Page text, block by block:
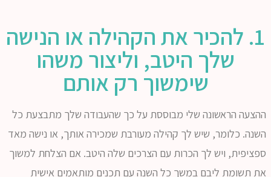
1. להכיר את הקהילה או הנישה
שלך היטב, וליצור משהו
שימשוך רק אותם
ההצעה הראשונה שלי מבוססת על כך שהעבודה שלך מתבצעת כל
השנה. כלומר, שיש לך קהילה מעורבת שמכירה אותך, או נישה מאד
ספציפית, ויש לך הכרות עם הצרכים שלה היטב. אם הצלחת למשוך
את תשומת ליבם במשך כל השנה עם תכנים מותאמים אישית